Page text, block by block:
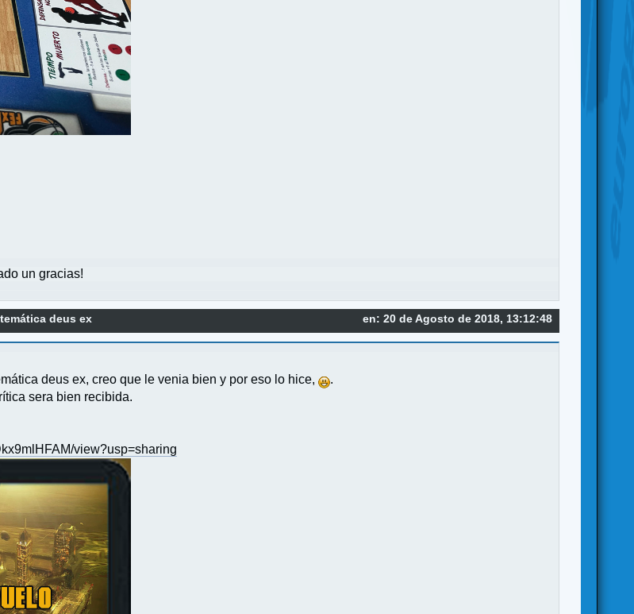
un gracias!
en: 20 de Agosto de 2018, 13:12:48
deus ex
deus ex, creo que le venia bien y por eso lo hice,
.
sera bien recibida.
view?usp=sharing